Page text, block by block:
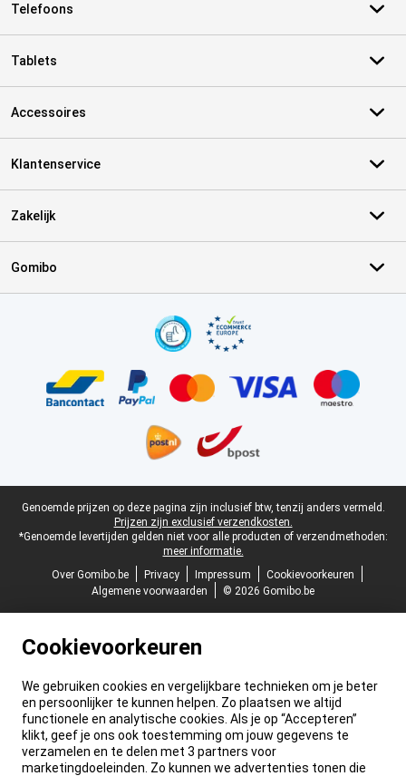
Telefoons
Tablets
Accessoires
Klantenservice
Zakelijk
Gomibo
Juridische voettekst
Genoemde prijzen op deze pagina zijn inclusief btw, tenzij anders vermeld.
Prijzen zijn exclusief verzendkosten.
*Genoemde levertijden gelden niet voor alle producten of verzendmethoden:
meer informatie.
Over Gomibo.be
Privacy Impressum
Cookievoorkeuren
Algemene voorwaarden
© 2026 Gomibo.be
Cookievoorkeuren
We gebruiken cookies en vergelijkbare technieken om je beter
en persoonlijker te kunnen helpen. Zo plaatsen we altijd
functionele en analytische cookies. Als je op “Accepteren”
klikt, geef je ons ook toestemming om jouw gegevens te
verzamelen en te delen met 3 partners voor
marketingdoeleinden. Zo kunnen we advertenties tonen die